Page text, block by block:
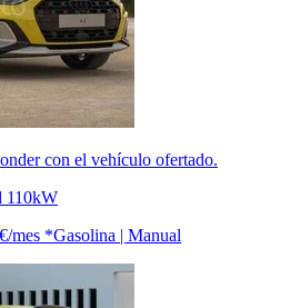
con el vehículo ofertado.
110kW
mes *Gasolina | Manual